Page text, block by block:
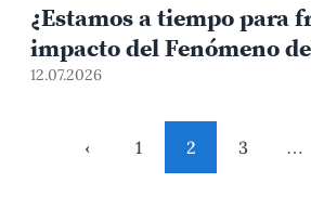
¿Estamos a tiempo para
impacto del Fenómeno
12.07.2026
‹ 1 2 3 …